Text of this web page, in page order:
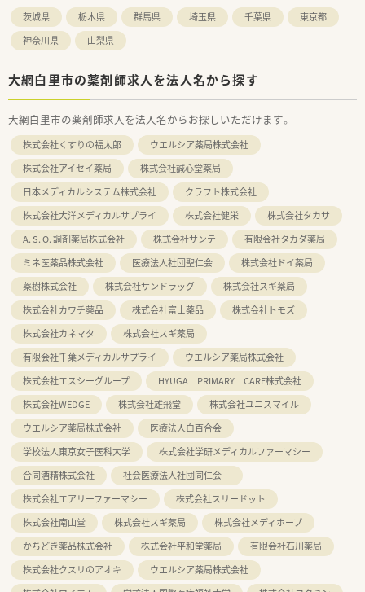
茨城県 栃木県 群馬県 埼玉県 千葉県
東京都
神奈川県
山梨県
大網白里市の薬剤師求人を法人名から探す
大網白里市の薬剤師求人を法人名からお探しいただけます。
株式会社くすりの福太郎
ウエルシア薬局株式会社
株式会社アイセイ薬局
株式会社誠心堂薬局
日本メディカルシステム株式会社
クラフト株式会社
株式会社大洋メディカルサプライ
株式会社健栄
株式会社タカサ
A. S. O. 調剤薬局株式会社
株式会社サンテ
有限会社タカダ薬局
ミネ医薬品株式会社
医療法人社団聖仁会
株式会社ドイ薬局
薬樹株式会社
株式会社サンドラッグ
株式会社スギ薬局
株式会社カワチ薬品
株式会社富士薬品
株式会社トモズ
株式会社カネマタ
株式会社スギ薬局
有限会社千葉メディカルサプライ
ウエルシア薬局株式会社
株式会社エスシーグループ
HYUGA PRIMARY CARE株式会社
株式会社WEDGE
株式会社雄飛堂
株式会社ユニスマイル
ウエルシア薬局株式会社
医療法人白百合会
学校法人東京女子医科大学
株式会社学研メディカルファーマシー
合同酒精株式会社
社会医療法人社団同仁会
株式会社エアリーファーマシー
株式会社スリードット
株式会社南山堂
株式会社スギ薬局
株式会社メディホープ
かちどき薬品株式会社
株式会社平和堂薬局
有限会社石川薬局
株式会社クスリのアオキ
ウエルシア薬局株式会社